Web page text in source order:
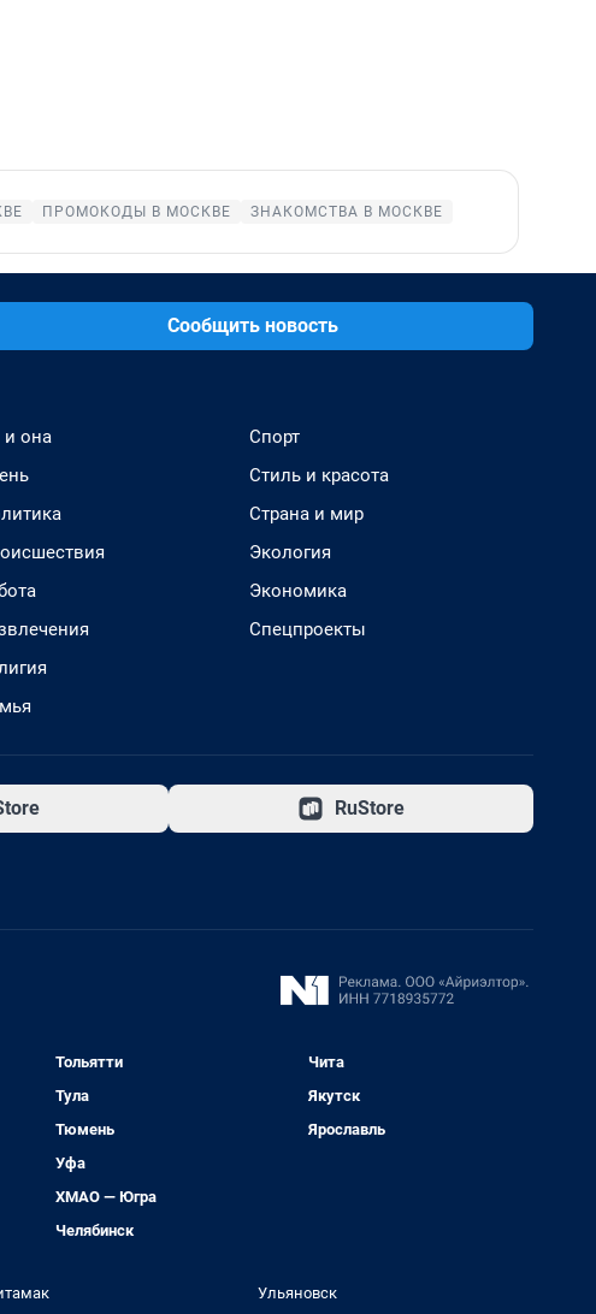
ПРОМОКОДЫ В МОСКВЕ ЗНАКОМСТВА В МОСКВЕ
Сообщить новость
она
Спорт
Стиль и красота
Страна и мир
Экология
Экономика
Спецпроекты
RuStore
Тольятти
Тула
Тюмень
Уфа
ХМАО — Югра
Челябинск
Чита
Якутск
Ярославль
Ульяновск